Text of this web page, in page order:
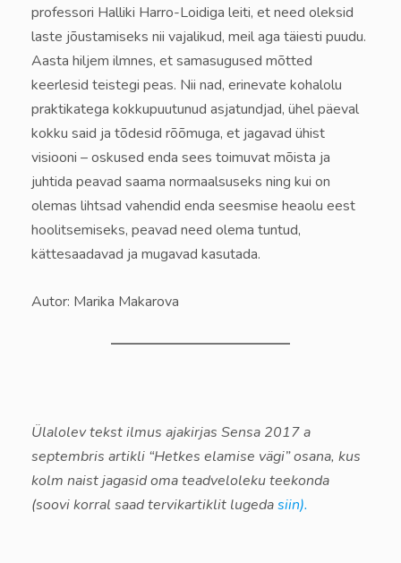
professori Halliki Harro-Loidiga leiti, et need oleksid
laste jõustamiseks nii vajalikud, meil aga täiesti puudu.
Aasta hiljem ilmnes, et samasugused mõtted
keerlesid teistegi peas. Nii nad, erinevate kohalolu
praktikatega kokkupuutunud asjatundjad, ühel päeval
kokku said ja tõdesid rõõmuga, et jagavad ühist
visiooni – oskused enda sees toimuvat mõista ja
juhtida peavad saama normaalsuseks ning kui on
olemas lihtsad vahendid enda seesmise heaolu eest
hoolitsemiseks, peavad need olema tuntud,
kättesaadavad ja mugavad kasutada.
Autor: Marika Makarova
Ülalolev tekst ilmus ajakirjas Sensa 2017 a
septembris artikli “Hetkes elamise vägi” osana, kus
kolm naist jagasid oma teadveloleku teekonda
(soovi korral saad tervikartiklit lugedasiin).